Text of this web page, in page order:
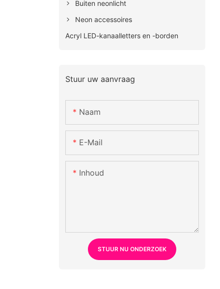
Buiten neonlicht
Neon accessoires
Acryl LED-kanaalletters en -borden
Stuur uw aanvraag
Naam
E-Mail
Inhoud
STUUR NU ONDERZOEK